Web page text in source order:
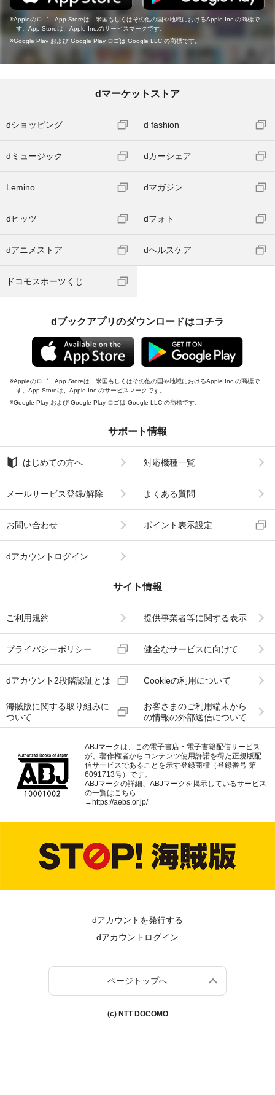
Appleのロゴ、App Storeは、米国もしくはその他の国や地域におけるApple Inc.の商標で
す。App Storeは、Apple Inc.のサービスマークです。
Google Play および Google Play ロゴは Google LLC の商標です。
dマーケットストア
dショッピング d fashion
dミュージック dカーシェア
Lemino dマガジン
dヒッツ dフォト
dアニメストア dヘルスケア
ドコモスポーツくじ
dブックアプリのダウンロードはコチラ
Appleのロゴ、App Storeは、米国もしくはその他の国や地域におけるApple Inc.の商標で
す。App Storeは、Apple Inc.のサービスマークです。
Google Play および Google Play ロゴは Google LLC の商標です。
サポート情報
はじめての方へ 対応機種一覧
メールサービス登録/解除 よくある質問
お問い合わせ ポイント表示設定
dアカウントログイン
サイト情報
ご利用規約 提供事業者等に関する表示
プライバシーポリシー 健全なサービスに向けて
dアカウント2段階認証とは Cookieの利用について
海賊版に関する取り組みに
ついて
お客さまのご利用端末から
の情報の外部送信について
ABJマークは、この電子書店・電子書籍配信サービス
が、著作権者からコンテンツ使用許諾を得た正規版配
信サービスであることを示す登録商標（登録番号 第
6091713号）です。
ABJマークの詳細、ABJマークを掲示しているサービス
の一覧はこちら
→ https://aebs.or.jp/
dアカウントを発行する
dアカウントログイン
ページトップへ
(c) NTT DOCOMO